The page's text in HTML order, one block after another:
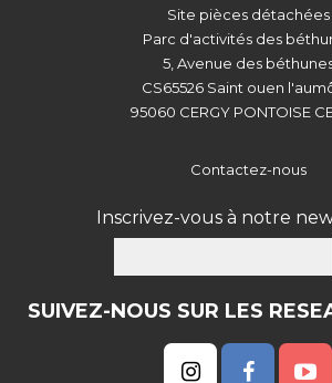
Site pièces détachées
Parc d'activités des
5, Avenue des
CS65526 Saint ouen
95060 CERGY PONTOISE
Contactez-nous
Inscrivez-vous à notre
SUIVEZ-NOUS SUR LES